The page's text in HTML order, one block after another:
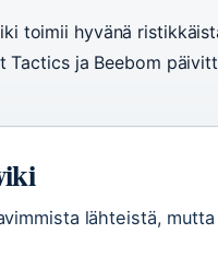
toimii hyvänä
Tactics ja Beebom
lähteistä,